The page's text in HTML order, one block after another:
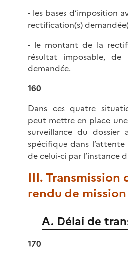
- les bases d’imposition
rectification(s)
- le montant de la
résultat imposable,
demandée.
160
Dans ces quatre
peut mettre en place
surveillance du dossier
spécifique dans l’attente
de celui-ci par l’instance
III. Transmission
rendu de mission
A. Délai de
170